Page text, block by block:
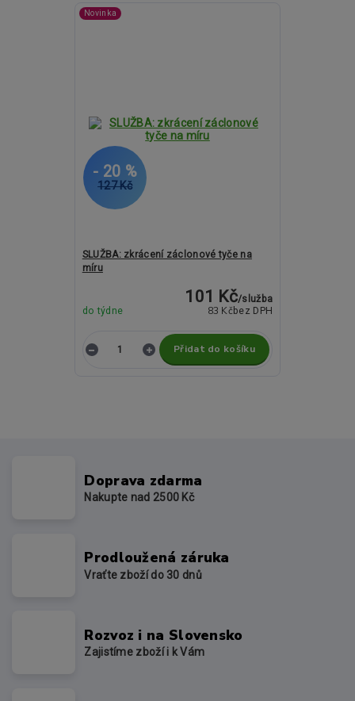
Novinka
127 Kč
- 20 %
SLUŽBA: zkrácení záclonové tyče na
míru
101 Kč/služba
83 Kč bez DPH
do týdne
Přidat do košíku
Doprava zdarma
Nakupte nad 2500 Kč
Prodloužená záruka
Vraťte zboží do 30 dnů
Rozvoz i na Slovensko
Zajistíme zboží i k Vám